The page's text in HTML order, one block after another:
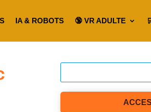
IA & ROBOTS 🔞 VR ADULTE